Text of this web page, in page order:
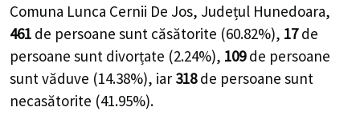
Comuna Lunca Cernii De Jos, Județul Hunedoara,
461 de persoane sunt căsătorite (60.82%), 17 de
persoane sunt divorțate (2.24%), 109 de persoane
sunt văduve (14.38%), iar 318 de persoane sunt
necasătorite (41.95%).